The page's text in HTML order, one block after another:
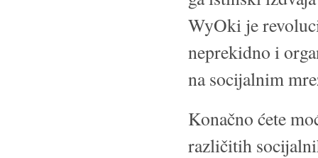
WyOki je
neprekidno i
na socijalnim
Konačno ćete
različitih